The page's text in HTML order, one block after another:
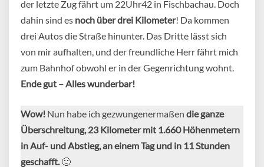
der letzte Zug fährt um 22Uhr42 in Fischbachau. Doch
dahin sind es noch über drei Kilometer! Da kommen
drei Autos die Straße hinunter. Das Dritte lässt sich
von mir aufhalten, und der freundliche Herr fährt mich
zum Bahnhof obwohl er in der Gegenrichtung wohnt.
Ende gut – Alles wunderbar!
Wow! Nun habe ich gezwungenermaßen die ganze
Überschreitung, 23 Kilometer mit 1.660 Höhenmetern
in Auf- und Abstieg, an einem Tag und in 11 Stunden
geschafft. 🙂